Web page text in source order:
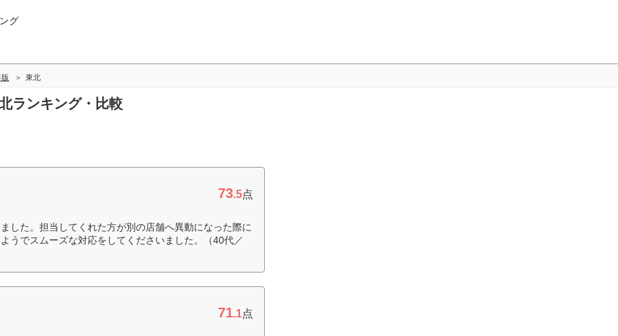
グ
東北
ランキング・比較
73.5点
した。担当してくれた方が別の店舗へ異動になった際に
うでスムーズな対応をしてくださいました。（40代／
71.1点